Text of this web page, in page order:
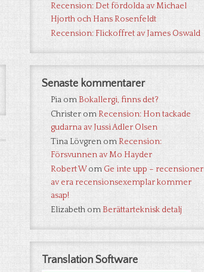
Recension: Det fördolda av Michael
Hjorth och Hans Rosenfeldt
Recension: Flickoffret av James Oswald
Senaste kommentarer
Pia omBokallergi, finns det?
Christer omRecension: Hon tackade
gudarna av Jussi Adler Olsen
Tina Lövgren omRecension:
Försvunnen av Mo Hayder
Robert WomGe inte upp – recensioner
av era recensionsexemplar kommer
asap!
Elizabeth omBerättarteknisk detalj
Translation Software